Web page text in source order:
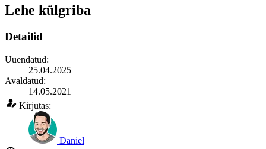
Lehe külgriba
Detailid
Uuendatud:
25.04.2025
Avaldatud:
14.05.2021
Kirjutas:
Daniel